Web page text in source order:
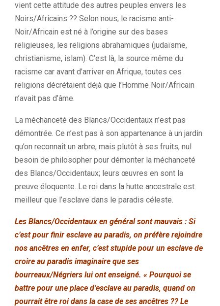
vient cette attitude des autres peuples envers les
Noirs/Africains ?? Selon nous, le racisme anti-
Noir/Africain est né à l’origine sur des bases
religieuses, les religions abrahamiques (judaïsme,
christianisme, islam). C’est là, la source même du
racisme car avant d’arriver en Afrique, toutes ces
religions décrétaient déjà que l’Homme Noir/Africain
n’avait pas d’âme.
La méchanceté des Blancs/Occidentaux n’est pas
démontrée. Ce n’est pas à son appartenance à un jardin
qu’on reconnaît un arbre, mais plutôt à ses fruits, nul
besoin de philosopher pour démonter la méchanceté
des Blancs/Occidentaux; leurs œuvres en sont la
preuve éloquente. Le roi dans la hutte ancestrale est
meilleur que l’esclave dans le paradis céleste.
Les Blancs/Occidentaux en général sont mauvais : Si
c’est pour finir esclave au paradis, on préfère rejoindre
nos ancêtres en enfer, c’est stupide pour un esclave de
croire au paradis imaginaire que ses
bourreaux/Négriers lui ont enseigné. « Pourquoi se
battre pour une place d’esclave au paradis, quand on
pourrait être roi dans la case de ses ancêtres ?? Le